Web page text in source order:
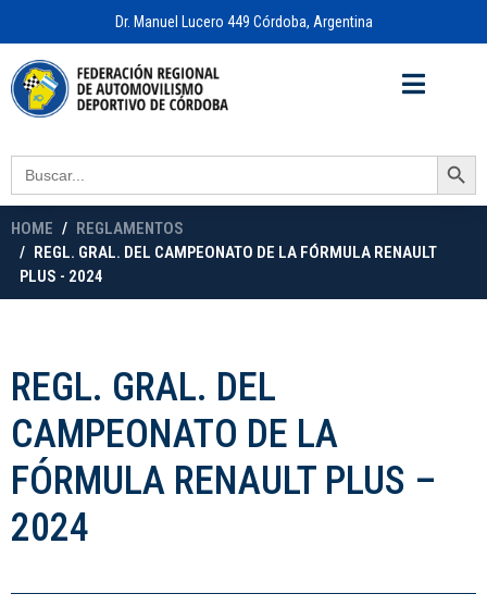
Dr. Manuel Lucero 449 Córdoba, Argentina
Search
for:
Search Button
HOME
REGLAMENTOS
REGL. GRAL. DEL CAMPEONATO DE LA FÓRMULA RENAULT
PLUS - 2024
REGL. GRAL. DEL
CAMPEONATO DE LA
FÓRMULA RENAULT PLUS –
2024